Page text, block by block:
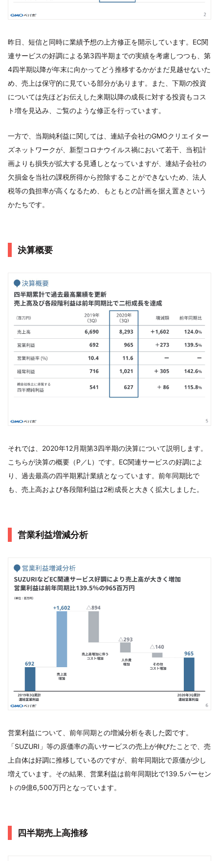
昨日、短信と同時に業績予想の上方修正を開示しています。EC関
連サービスの好調による第3四半期までの実績を考慮しつつも、第
4四半期以降が年末に向かってどう推移するかがまだ見越せないた
め、売上は保守的に見ている部分があります。また、下期の投資
については先ほどお伝えした来期以降の成長に対する投資もコス
ト増を見込み、ご覧のような修正を行っています。
一方で、当期純利益に関しては、連結子会社のGMOクリエイター
ズネットワークが、新型コロナウイルス禍において若干、当初計
画よりも損失が拡大する見通しとなっていますが、連結子会社の
欠損金を当社の課税所得から控除することができないため、法人
税等の負担率が高くなるため、もともとの計画を据え置きという
かたちです。
決算概要
それでは、2020年12月期第3四半期の決算について説明します。
こちらが決算の概要（P／L）です。EC関連サービスの好調によ
り、過去最高の四半期累計業績となっています。前年同期比で
も、売上高および各段階利益は2桁成長と大きく拡大しました。
営業利益増減分析
営業利益について、前年同期との増減分析を表した図です。
「SUZURI」等の原価率の高いサービスの売上が伸びたことで、売
上自体は好調に推移しているのですが、前年同期比で原価が少し
増えています。その結果、営業利益は前年同期比で139.5パーセン
トの9億6,500万円となっています。
四半期売上高推移